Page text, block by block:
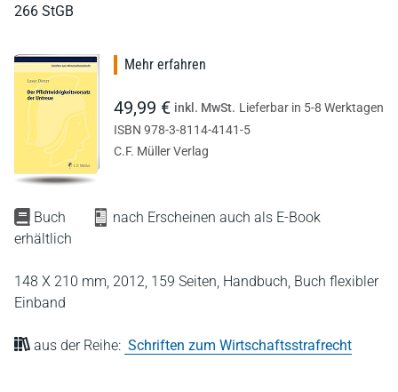
266 StGB
Buch
nach Erscheinen auch als E-Book
erhältlich
148 X 210 mm, 2012, 159 Seiten, Handbuch, Buch flexibler
Einband
aus der Reihe: Schriften zum Wirtschaftsstrafrecht
Mehr erfahren
49,99 € inkl. MwSt. Lieferbar in 5-8 Werktagen
ISBN 978-3-8114-4141-5
C.F. Müller Verlag